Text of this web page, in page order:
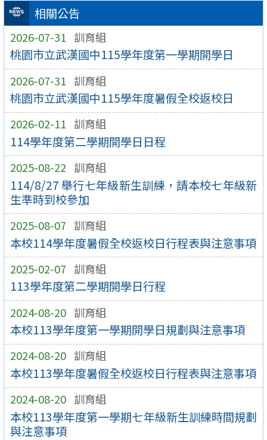
相關公告
2026-07-31 訓育組
桃園市立武漢國中115學年度第一學期開學日
2026-07-31 訓育組
桃園市立武漢國中115學年度暑假全校返校日
2026-02-11 訓育組
114學年度第二學期開學日日程
2025-08-22 訓育組
114/8/27 舉行七年級新生訓練，請本校七年級新
生準時到校參加
2025-08-07 訓育組
本校114學年度暑假全校返校日行程表與注意事項
2025-02-07 訓育組
113學年度第二學期開學日行程
2024-08-20 訓育組
本校113學年度第一學期開學日規劃與注意事項
2024-08-20 訓育組
本校113學年度暑假全校返校日行程表與注意事項
2024-08-20 訓育組
本校113學年度第一學期七年級新生訓練時間規劃
與注意事項